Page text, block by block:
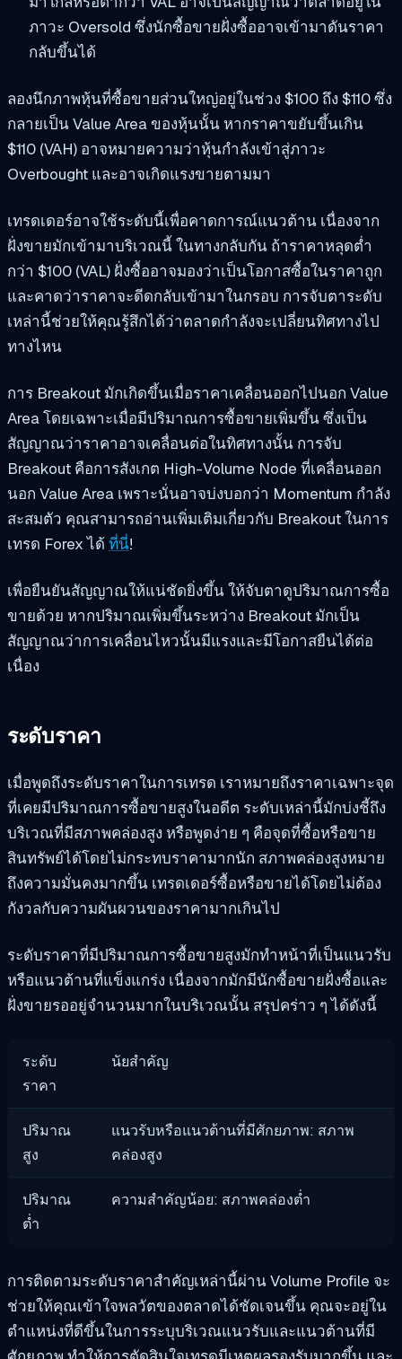
ภาวะ Oversold ซึ่งนักซื้อขายฝั่งซื้ออาจเข้ามาดันราคา
กลับขึ้นได้
ลองนึกภาพหุ้นที่ซื้อขายส่วนใหญ่อยู่ในช่วง $100 ถึง $110 ซึ่ง
กลายเป็น Value Area ของหุ้นนั้น หากราคาขยับขึ้นเกิน
$110 (VAH) อาจหมายความว่าหุ้นกำลังเข้าสู่ภาวะ
Overbought และอาจเกิดแรงขายตามมา
เทรดเดอร์อาจใช้ระดับนี้เพื่อคาดการณ์แนวต้าน เนื่องจาก
ฝั่งขายมักเข้ามาบริเวณนี้ ในทางกลับกัน ถ้าราคาหลุดต่ำ
กว่า $100 (VAL) ฝั่งซื้ออาจมองว่าเป็นโอกาสซื้อในราคาถูก
และคาดว่าราคาจะดีดกลับเข้ามาในกรอบ การจับตาระดับ
เหล่านี้ช่วยให้คุณรู้สึกได้ว่าตลาดกำลังจะเปลี่ยนทิศทางไป
ทางไหน
การ Breakout มักเกิดขึ้นเมื่อราคาเคลื่อนออกไปนอก Value
Area โดยเฉพาะเมื่อมีปริมาณการซื้อขายเพิ่มขึ้น ซึ่งเป็น
สัญญาณว่าราคาอาจเคลื่อนต่อในทิศทางนั้น การจับ
Breakout คือการสังเกต High-Volume Node ที่เคลื่อนออก
นอก Value Area เพราะนั่นอาจบ่งบอกว่า Momentum กำลัง
สะสมตัว คุณสามารถอ่านเพิ่มเติมเกี่ยวกับ Breakout ในการ
เทรด Forex ได้ที่นี่!
เพื่อยืนยันสัญญาณให้แน่ชัดยิ่งขึ้น ให้จับตาดูปริมาณการซื้อ
ขายด้วย หากปริมาณเพิ่มขึ้นระหว่าง Breakout มักเป็น
สัญญาณว่าการเคลื่อนไหวนั้นมีแรงและมีโอกาสยืนได้ต่อ
เนื่อง
ระดับราคา
เมื่อพูดถึงระดับราคาในการเทรด เราหมายถึงราคาเฉพาะจุด
ที่เคยมีปริมาณการซื้อขายสูงในอดีต ระดับเหล่านี้มักบ่งชี้ถึง
บริเวณที่มีสภาพคล่องสูง หรือพูดง่าย ๆ คือจุดที่ซื้อหรือขาย
สินทรัพย์ได้โดยไม่กระทบราคามากนัก สภาพคล่องสูงหมาย
ถึงความมั่นคงมากขึ้น เทรดเดอร์ซื้อหรือขายได้โดยไม่ต้อง
กังวลกับความผันผวนของราคามากเกินไป
ระดับราคาที่มีปริมาณการซื้อขายสูงมักทำหน้าที่เป็นแนวรับ
หรือแนวต้านที่แข็งแกร่ง เนื่องจากมักมีนักซื้อขายฝั่งซื้อและ
ฝั่งขายรออยู่จำนวนมากในบริเวณนั้น สรุปคร่าว ๆ ได้ดังนี้
ระดับ
ราคา
นัยสำคัญ
ปริมาณ
สูง
แนวรับหรือแนวต้านที่มีศักยภาพ: สภาพ
คล่องสูง
ปริมาณ
ต่ำ
ความสำคัญน้อย: สภาพคล่องต่ำ
การติดตามระดับราคาสำคัญเหล่านี้ผ่าน Volume Profile จะ
ช่วยให้คุณเข้าใจพลวัตของตลาดได้ชัดเจนขึ้น คุณจะอยู่ใน
ตำแหน่งที่ดีขึ้นในการระบุบริเวณแนวรับและแนวต้านที่มี